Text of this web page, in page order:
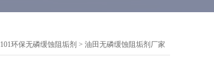
101环保无磷缓蚀阻垢剂 > 油田无磷缓蚀阻垢剂厂家